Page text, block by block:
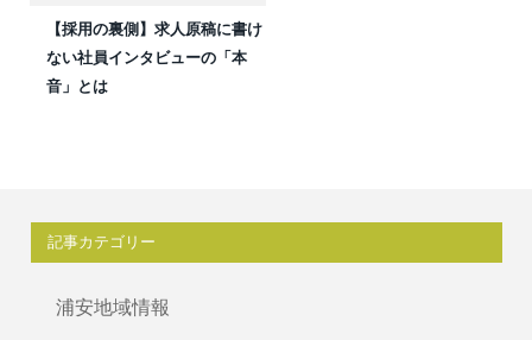
【採用の裏側】求人原稿に書け
ない社員インタビューの「本
音」とは
記事カテゴリー
浦安地域情報